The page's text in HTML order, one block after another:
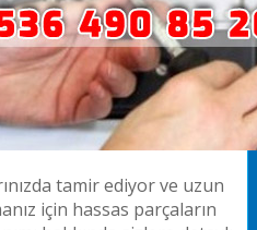
tamir ediyor ve uzun
için hassas parçaların